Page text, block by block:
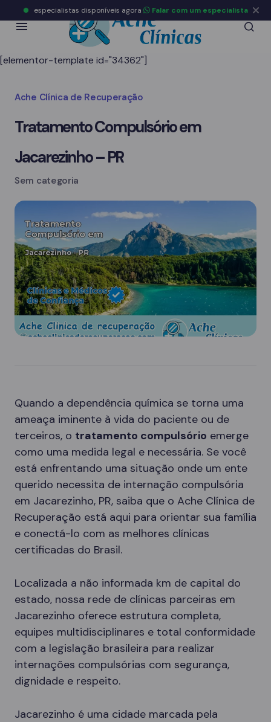
[elementor-template id="34362"]
Ache Clínica de Recuperação
Tratamento Compulsório em
Jacarezinho – PR
Sem categoria
Quando a dependência química se torna uma
ameaça iminente à vida do paciente ou de
terceiros, o tratamento compulsório emerge
como uma medida legal e necessária. Se você
está enfrentando uma situação onde um ente
querido necessita de internação compulsória
em Jacarezinho, PR, saiba que o Ache Clínica de
Recuperação está aqui para orientar sua família
e conectá-lo com as melhores clínicas
certificadas do Brasil.
Localizada a não informada km de capital do
estado, nossa rede de clínicas parceiras em
Jacarezinho oferece estrutura completa,
equipes multidisciplinares e total conformidade
com a legislação brasileira para realizar
internações compulsórias com segurança,
dignidade e respeito.
Jacarezinho é uma cidade marcada pela
especialistas disponíveis agora Falar com um especialista